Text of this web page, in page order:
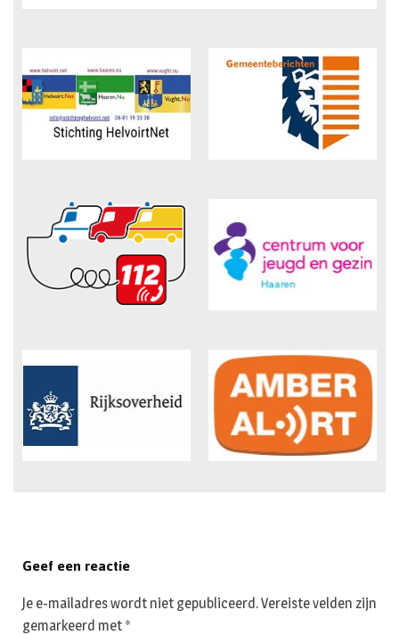
Geef een reactie
Je e-mailadres wordt niet gepubliceerd.Vereiste velden zijn
gemarkeerd met *